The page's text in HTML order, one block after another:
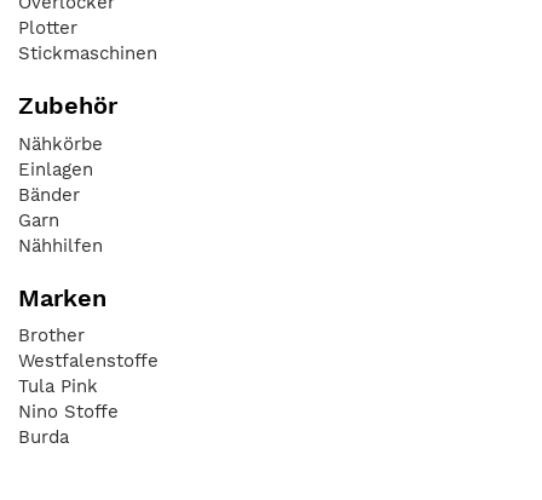
Plotter
Stickmaschinen
Zubehör
Nähkörbe
Einlagen
Bänder
Garn
Nähhilfen
Marken
Brother
Westfalenstoffe
Tula Pink
Nino Stoffe
Burda